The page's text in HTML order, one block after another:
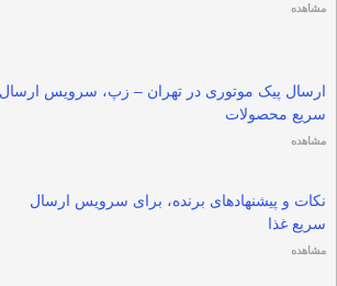
مشاهده
ارسال پیک موتوری در تهران – زپ، سرویس ارسال
سریع محصولات
مشاهده
نکات و پیشنهادهای برنده، برای سرویس ارسال
سریع غذا
مشاهده